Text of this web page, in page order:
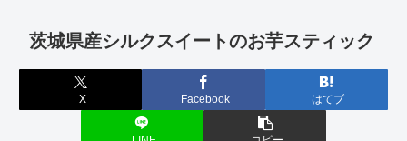
茨城県産シルクスイートのお芋スティック
X Facebook はてブ